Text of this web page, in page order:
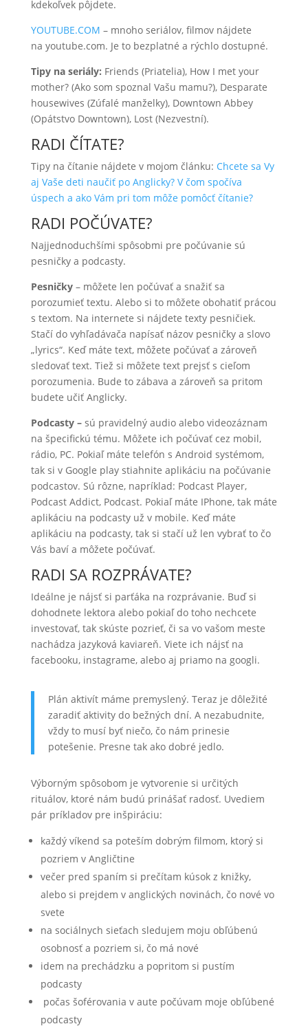
kdekoľvek pôjdete.
YOUTUBE.COM – mnoho seriálov, filmov nájdete
na youtube.com. Je to bezplatné a rýchlo dostupné.
Tipy na seriály: Friends (Priatelia), How I met your
mother? (Ako som spoznal Vašu mamu?), Desparate
housewives (Zúfalé manželky), Downtown Abbey
(Opátstvo Downtown), Lost (Nezvestní).
RADI ČÍTATE?
Tipy na čítanie nájdete v mojom článku: Chcete sa Vy
aj Vaše deti naučiť po Anglicky? V čom spočíva
úspech a ako Vám pri tom môže pomôcť čítanie?
RADI POČÚVATE?
Najjednoduchšími spôsobmi pre počúvanie sú
pesničky a podcasty.
Pesničky– môžete len počúvať a snažiť sa
porozumieť textu. Alebo si to môžete obohatiť prácou
s textom. Na internete si nájdete texty pesničiek.
Stačí do vyhľadávača napísať názov pesničky a slovo
„lyrics“. Keď máte text, môžete počúvať a zároveň
sledovať text. Tiež si môžete text prejsť s cieľom
porozumenia. Bude to zábava a zároveň sa pritom
budete učiť Anglicky.
Podcasty– sú pravidelný audio alebo videozáznam
na špecifickú tému. Môžete ich počúvať cez mobil,
rádio, PC. Pokiaľ máte telefón s Android systémom,
tak si v Google play stiahnite aplikáciu na počúvanie
podcastov. Sú rôzne, napríklad: Podcast Player,
Podcast Addict, Podcast. Pokiaľ máte IPhone, tak máte
aplikáciu na podcasty už v mobile. Keď máte
aplikáciu na podcasty, tak si stačí už len vybrať to čo
Vás baví a môžete počúvať.
RADI SA ROZPRÁVATE?
Ideálne je nájsť si parťáka na rozprávanie. Buď si
dohodnete lektora alebo pokiaľ do toho nechcete
investovať, tak skúste pozrieť, či sa vo vašom meste
nachádza jazyková kaviareň. Viete ich nájsť na
facebooku, instagrame, alebo aj priamo na googli.
Plán aktivít máme premyslený. Teraz je dôležité
zaradiť aktivity do bežných dní. A nezabudnite,
vždy to musí byť niečo, čo nám prinesie
potešenie. Presne tak ako dobré jedlo.
Výborným spôsobom je vytvorenie si určitých
rituálov, ktoré nám budú prinášať radosť. Uvediem
pár príkladov pre inšpiráciu:
každý víkend sa poteším dobrým filmom, ktorý si
pozriem v Angličtine
večer pred spaním si prečítam kúsok z knižky,
alebo si prejdem v anglických novinách, čo nové vo
svete
na sociálnych sieťach sledujem moju obľúbenú
osobnosť a pozriem si, čo má nové
idem na prechádzku a popritom si pustím
podcasty
počas šoférovania v aute počúvam moje obľúbené
podcasty